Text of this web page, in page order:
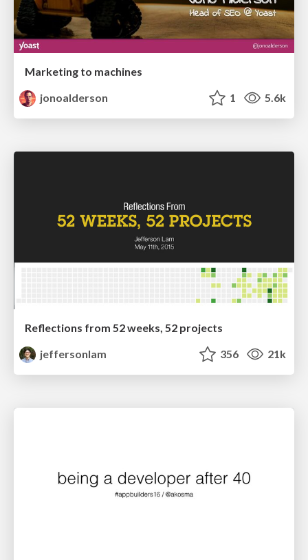
Marketing to machines
jonoalderson
1 5.6k
Reflections from 52 weeks, 52 projects
jeffersonlam
356 21k